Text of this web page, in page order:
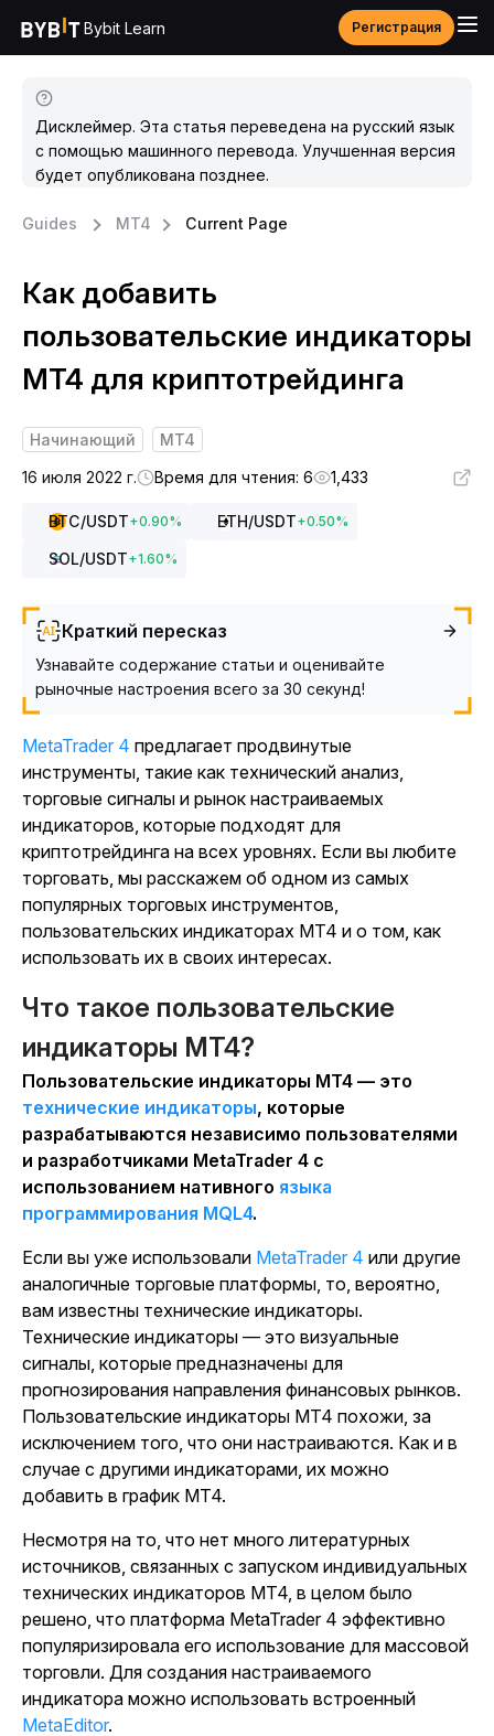
Bybit Learn Регистрация
Дисклеймер. Эта статья переведена на русский язык
с помощью машинного перевода. Улучшенная версия
будет опубликована позднее.
Guides MT4 Current Page
Как добавить
пользовательские индикаторы
MT4 для криптотрейдинга
Начинающий
MT4
16 июля 2022 г.
Время для чтения: 6 1,433
BTC/USDT+0.90% ETH/USDT+0.50%
SOL/USDT+1.60%
Краткий пересказ
Узнавайте содержание статьи и оценивайте
рыночные настроения всего за 30 секунд!
MetaTrader 4 предлагает продвинутые
инструменты, такие как технический анализ,
торговые сигналы и рынок настраиваемых
индикаторов, которые подходят для
криптотрейдинга на всех уровнях. Если вы любите
торговать, мы расскажем об одном из самых
популярных торговых инструментов,
пользовательских индикаторах MT4 и о том, как
использовать их в своих интересах.
Что такое пользовательские
индикаторы MT4?
Пользовательские индикаторы MT4 — это
технические индикаторы, которые
разрабатываются независимо пользователями
и разработчиками MetaTrader 4 с
использованием нативного языка
программирования MQL4.
Если вы уже использовали MetaTrader 4 или другие
аналогичные торговые платформы, то, вероятно,
вам известны технические индикаторы.
Технические индикаторы — это визуальные
сигналы, которые предназначены для
прогнозирования направления финансовых рынков.
Пользовательские индикаторы MT4 похожи, за
исключением того, что они настраиваются. Как и в
случае с другими индикаторами, их можно
добавить в график MT4.
Несмотря на то, что нет много литературных
источников, связанных с запуском индивидуальных
технических индикаторов MT4, в целом было
решено, что платформа MetaTrader 4 эффективно
популяризировала его использование для массовой
торговли. Для создания настраиваемого
индикатора можно использовать встроенный
MetaEditor.